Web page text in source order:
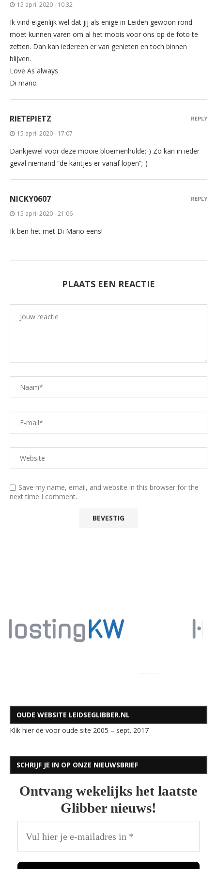
15 april 2020 - 10:32
Ik vind eigenlijk wel dat jij als enige in Leiden gewoon rond
moet kunnen varen om al het moois voor ons op de foto te
zetten. Dan kan iedereen er van genieten en toch binnen
blijven.
Love As always
Di mario
RIETEPIETZ
15 april 2020 - 17:07
Dankjewel voor deze mooie bloemenhulde;-) Zo kan in ieder
geval niemand “de kantjes er vanaf lopen”;-)
REPLY
NICKY0607
15 april 2020 - 21:06
Ik ben het met Di Mario eens!
REPLY
PLAATS EEN REACTIE
Save my name, email, and website in this browser for the
next time I comment.
OUDE WEBSITE LEIDSEGLIBBER.NL
Klik hier de voor oude site 2005 – sept. 2017
SCHRIJF JE IN OP ONZE NIEUWSBRIEF
Ontvang wekelijks het laatste
Glibber nieuws!